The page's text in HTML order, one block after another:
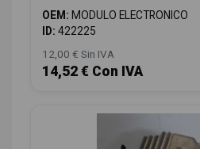
OEM: MODULO ELECTRONICO
ID: 422225
12,00 € Sin IVA
14,52 € Con IVA